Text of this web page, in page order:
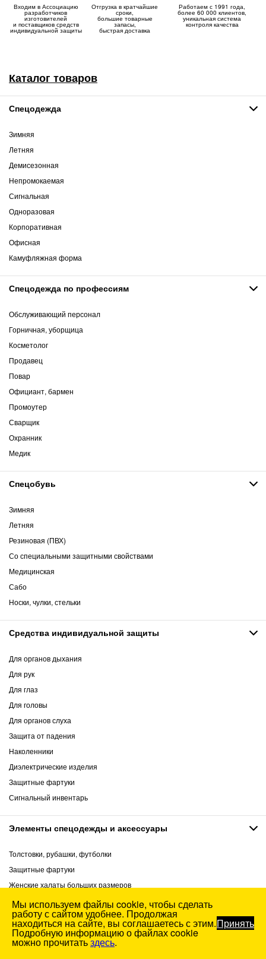
Входим в Ассоциацию
разработчиков
изготовителей
и поставщиков средств
индивидуальной защиты
Отгрузка в кратчайшие
сроки,
большие товарные
запасы,
быстрая доставка
Работаем с 1991 года,
более 60 000 клиентов,
уникальная система
контроля качества
Каталог товаров
Спецодежда
Зимняя
Летняя
Демисезонная
Непромокаемая
Сигнальная
Одноразовая
Корпоративная
Офисная
Камуфляжная форма
Спецодежда по профессиям
Обслуживающий персонал
Горничная, уборщица
Косметолог
Продавец
Повар
Официант, бармен
Промоутер
Сварщик
Охранник
Медик
Спецобувь
Зимняя
Летняя
Резиновая (ПВХ)
Со специальными защитными свойствами
Медицинская
Сабо
Носки, чулки, стельки
Средства индивидуальной защиты
Для органов дыхания
Для рук
Для глаз
Для головы
Для органов слуха
Защита от падения
Наколенники
Диэлектрические изделия
Защитные фартуки
Сигнальный инвентарь
Элементы спецодежды и аксессуары
Толстовки, рубашки, футболки
Защитные фартуки
Женские халаты больших размеров
Головные уборы
Шевроны и нашивки
Ремни, подтяжки, фурнитура
Мы используем файлы cookie, чтобы сделать
работу с сайтом удобнее. Продолжая
находиться на сайте, вы соглашаетесь с этим.
Подробную информацию о файлах cookie
можно прочитатьздесь.
Принять